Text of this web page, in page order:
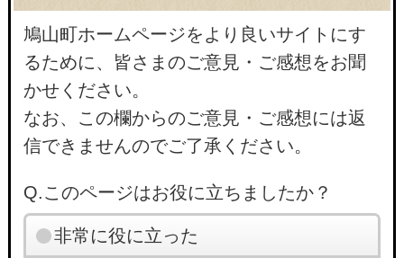
鳩山町ホームページをより良いサイトにす
るために、皆さまのご意見・ご感想をお聞
かせください。
なお、この欄からのご意見・ご感想には返
信できませんのでご了承ください。
Q.このページはお役に立ちましたか？
非常に役に立った